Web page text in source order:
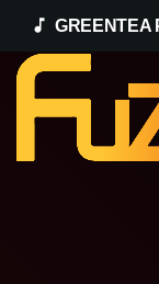
music_note GREENTEA